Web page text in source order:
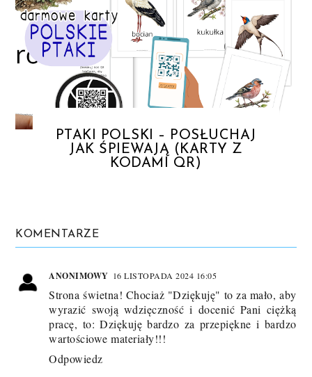
PTAKI POLSKI – POSŁUCHAJ
JAK ŚPIEWAJĄ (KARTY Z
KODAMI QR)
KOMENTARZE
ANONIMOWY 16 LISTOPADA 2024 16:05
Strona świetna! Chociaż "Dziękuję" to za mało, aby
wyrazić swoją wdzięczność i docenić Pani ciężką
pracę, to: Dziękuję bardzo za przepiękne i bardzo
wartościowe materiały!!!
Odpowiedz